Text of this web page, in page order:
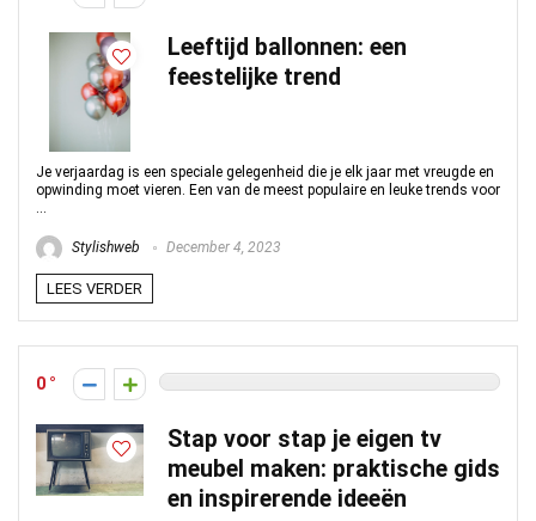
Leeftijd ballonnen: een
feestelijke trend
Je verjaardag is een speciale gelegenheid die je elk jaar met vreugde en
opwinding moet vieren. Een van de meest populaire en leuke trends voor
...
Stylishweb December 4, 2023
LEES VERDER
0
Stap voor stap je eigen tv
meubel maken: praktische gids
en inspirerende ideeën